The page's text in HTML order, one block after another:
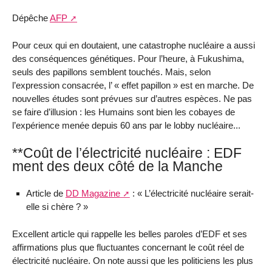
DépêcheAFP
Pour ceux qui en doutaient, une catastrophe nucléaire a aussi
des conséquences génétiques. Pour l’heure, à Fukushima,
seuls des papillons semblent touchés. Mais, selon
l’expression consacrée, l’ « effet papillon » est en marche. De
nouvelles études sont prévues sur d’autres espèces. Ne pas
se faire d’illusion : les Humains sont bien les cobayes de
l’expérience menée depuis 60 ans par le lobby nucléaire...
**Coût de l’électricité nucléaire : EDF
ment des deux côté de la Manche
Article de DD Magazine
: « L’électricité nucléaire serait-
elle si chère ? »
Excellent article qui rappelle les belles paroles d’EDF et ses
affirmations plus que fluctuantes concernant le coût réel de
électricité nucléaire. On note aussi que les politiciens les plus